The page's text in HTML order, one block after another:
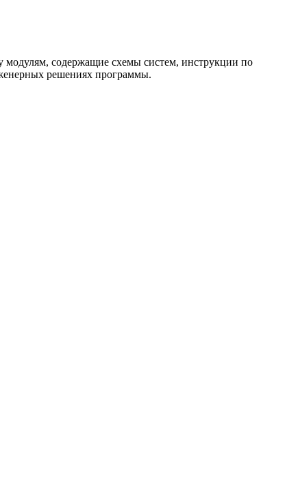
модулям, содержащие схемы систем, инструкции по
решениях программы.